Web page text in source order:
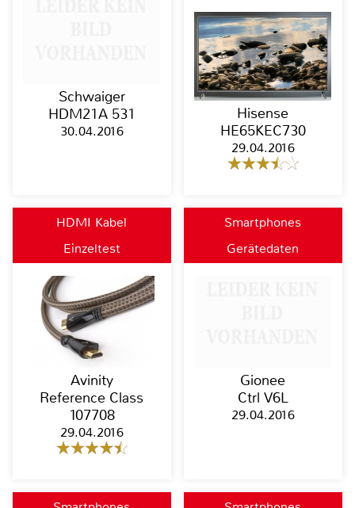
Schwaiger
HDM21A 531
30.04.2016
Hisense
HE65KEC730
29.04.2016
HDMI Kabel
Einzeltest
Avinity
Reference Class
107708
29.04.2016
Smartphones
Gerätedaten
Gionee
Ctrl V6L
29.04.2016